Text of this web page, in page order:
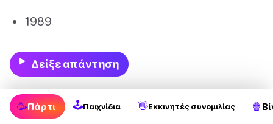
1989
Δείξε απάντηση
27. Ποιος είναι ο τίτλος του
τραγουδιού της Taylor Swift για την
🥳Πάρτι 🕹Παιχνίδια 👋Εκκινητές συνομιλίας 🍿